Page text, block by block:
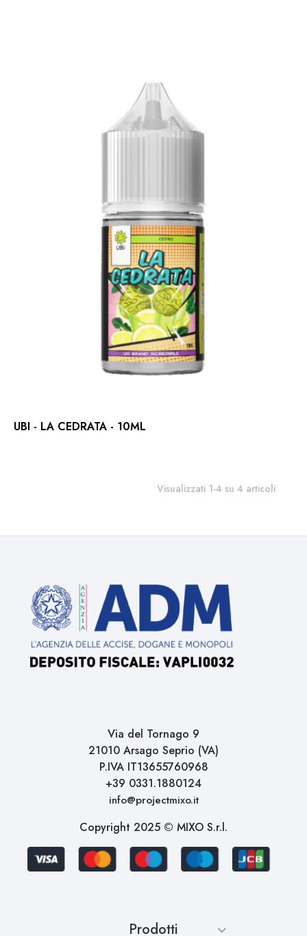
UBI - LA CEDRATA - 10ML
Visualizzati 1-4 su 4 articoli
Via del Tornago 9
21010 Arsago Seprio (VA)
P.IVA IT13655760968
+39 0331.1880124
info@projectmixo.it
Copyright 2025 © MIXO S.r.l.
Prodotti